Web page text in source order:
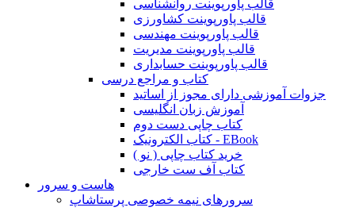
قالب پاورپوینت روانشناسی
قالب پاورپوینت کشاورزی
قالب پاورپوینت مهندسی
قالب پاورپوینت مدیریت
قالب پاورپوینت حسابداری
کتاب و مراجع درسی
جزوات آموزشی دارای مجوز از اساتید
آموزش زبان انگلیسی
کتاب چاپی دست دوم
کتاب الکترونیک - EBook
خرید کتاب چاپی ( نو )
کتاب آف ست خارجی
هاست و سرور
سرورهای نیمه خصوصی پرستاشاپ